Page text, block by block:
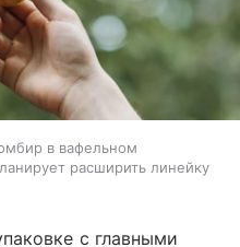
в вафельном
расширить линейку
с главными